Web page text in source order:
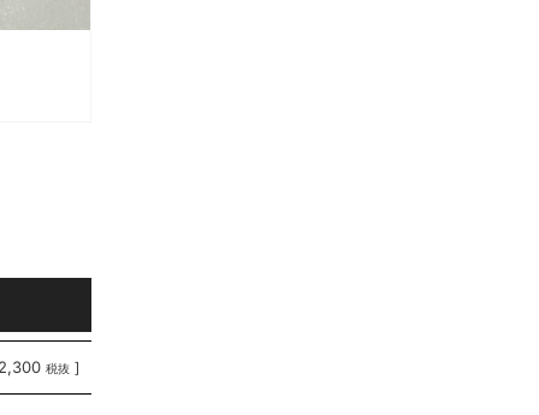
税抜 ]